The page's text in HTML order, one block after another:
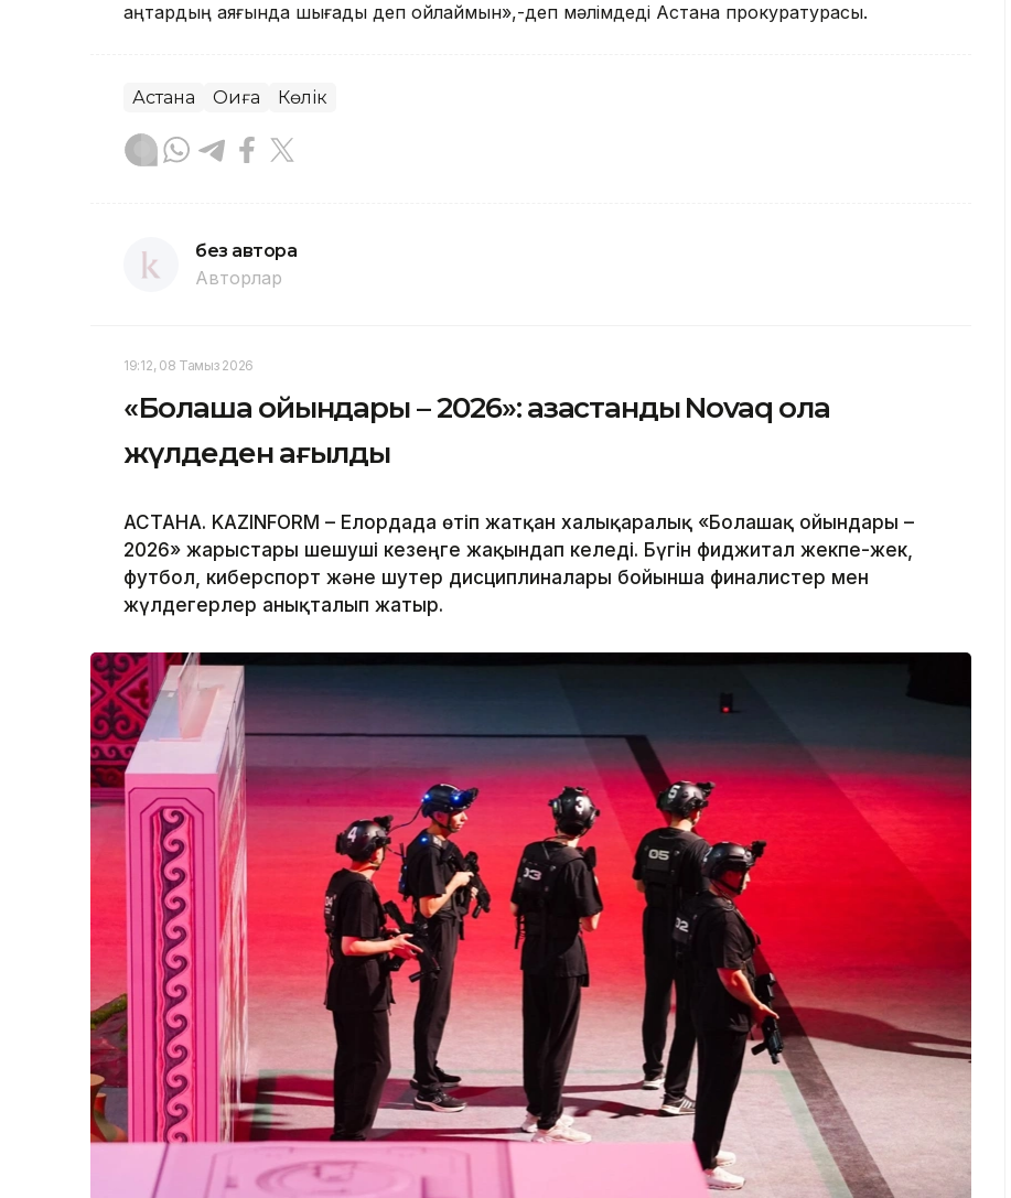
қаңтардың аяғында шығады деп ойлаймын»,-деп мәлімдеді Астана прокуратурасы.
Астана Оқиға Көлік
без автора
Авторлар
19:12, 08 Тамыз 2026
«Болашақ ойындары – 2026»: қазақстандық Novaq қола
жүлдеден қағылды
АСТАНА. KAZINFORM – Елордада өтіп жатқан халықаралық «Болашақ ойындары –
2026» жарыстары шешуші кезеңге жақындап келеді. Бүгін фиджитал жекпе-жек,
футбол, киберспорт және шутер дисциплиналары бойынша финалистер мен
жүлдегерлер анықталып жатыр.